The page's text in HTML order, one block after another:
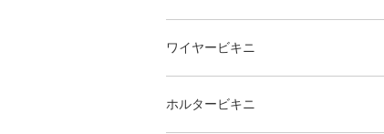
ワイヤービキニ
ホルタービキニ